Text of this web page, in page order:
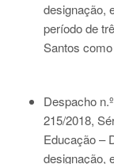
designação,
período de
Santos
Despacho
215/2018,
Educação –
designação,